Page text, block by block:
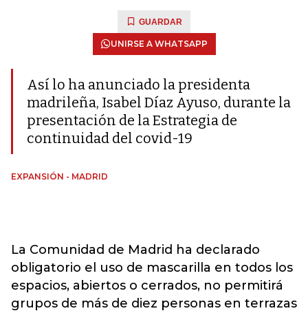
GUARDAR
UNIRSE A WHATSAPP
Así lo ha anunciado la presidenta
madrileña, Isabel Díaz Ayuso, durante la
presentación de la Estrategia de
continuidad del covid-19
EXPANSIÓN - MADRID
La Comunidad de Madrid ha declarado
obligatorio el uso de mascarilla en todos los
espacios, abiertos o cerrados, no permitirá
grupos de más de diez personas en terrazas